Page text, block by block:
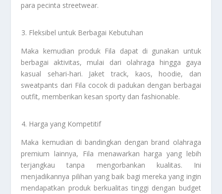
para pecinta streetwear.
Fleksibel untuk Berbagai Kebutuhan
Maka kemudian produk Fila dapat di gunakan untuk
berbagai aktivitas, mulai dari olahraga hingga gaya
kasual sehari-hari. Jaket track, kaos, hoodie, dan
sweatpants dari Fila cocok di padukan dengan berbagai
outfit, memberikan kesan sporty dan fashionable.
Harga yang Kompetitif
Maka kemudian di bandingkan dengan brand olahraga
premium lainnya, Fila menawarkan harga yang lebih
terjangkau tanpa mengorbankan kualitas. Ini
menjadikannya pilihan yang baik bagi mereka yang ingin
mendapatkan produk berkualitas tinggi dengan budget